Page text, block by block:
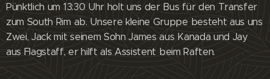
Pünktlich um 13:30 Uhr holt uns der Bus für den Transfer
zum South Rim ab. Unsere kleine Gruppe besteht aus uns
Zwei, Jack mit seinem Sohn James aus Kanada und Jay
aus Flagstaff, er hilft als Assistent beim Raften.